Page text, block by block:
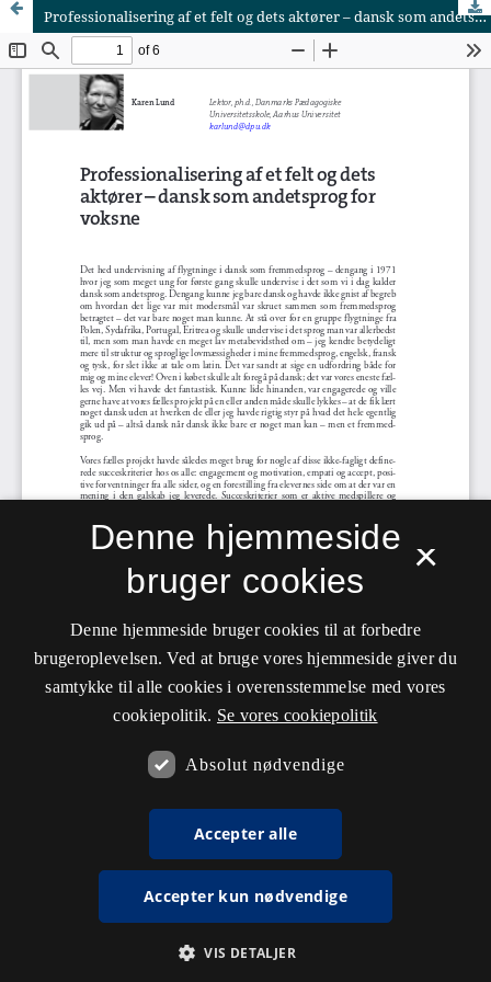
Professionalisering af et felt og dets aktører – dansk som andetsprog for voksne
×
Denne hjemmeside
bruger cookies
Denne hjemmeside bruger cookies til at forbedre
brugeroplevelsen. Ved at bruge vores hjemmeside giver du
samtykke til alle cookies i overensstemmelse med vores
cookiepolitik. Se vores cookiepolitik
Absolut nødvendige
Accepter alle
Accepter kun nødvendige
VIS DETALJER